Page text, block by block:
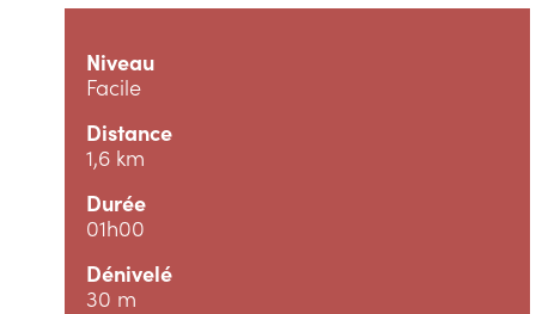
Niveau
Facile
Distance
1,6 km
Durée
01h00
Dénivelé
30 m